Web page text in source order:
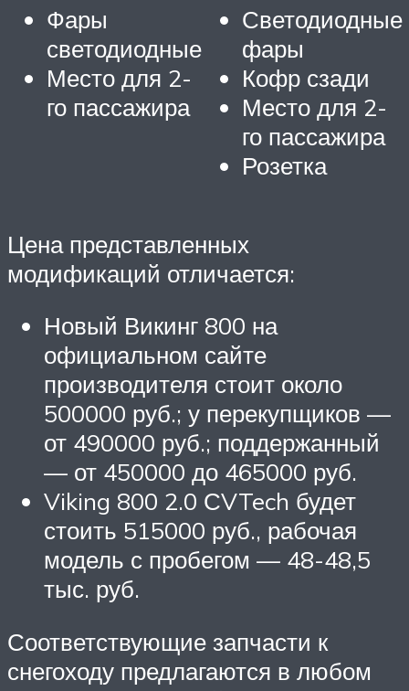
Фары
светодиодные
Место для 2-
го пассажира
Светодиодные
фары
Кофр сзади
Место для 2-
го пассажира
Розетка
Цена представленных
модификаций отличается:
Новый Викинг 800 на
официальном сайте
производителя стоит около
500000 руб.; у перекупщиков —
от 490000 руб.; поддержанный
— от 450000 до 465000 руб.
Viking 800 2.0 СVTech будет
стоить 515000 руб., рабочая
модель с пробегом — 48-48,5
тыс. руб.
Соответствующие запчасти к
снегоходу предлагаются в любом